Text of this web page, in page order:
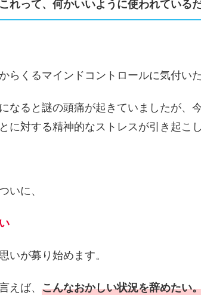
これって、何かいいように使われている
らくるマインドコントロールに気付い
なると謎の頭痛が起きていましたが、
に対する精神的なストレスが引き起こ
いに、
いが募り始めます。
えば、 こんなおかしい状況を辞めたい